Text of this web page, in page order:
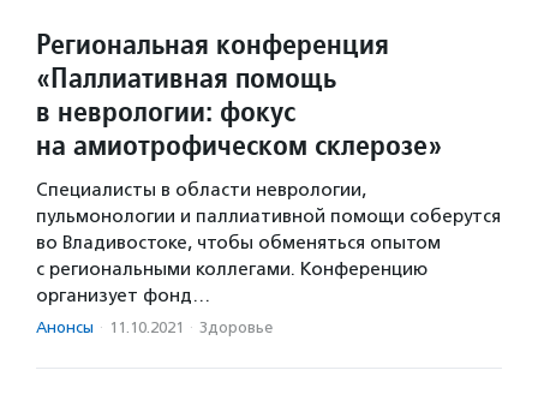
Региональная конференция
«Паллиативная помощь
в неврологии: фокус
на амиотрофическом склерозе»
Специалисты в области неврологии,
пульмонологии и паллиативной помощи соберутся
во Владивостоке, чтобы обменяться опытом
с региональными коллегами. Конференцию
организует фонд…
Анонсы · 11.10.2021 · Здоровье